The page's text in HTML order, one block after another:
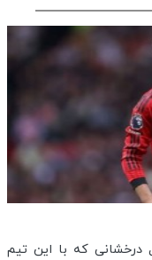
درخشانی که با این تیم